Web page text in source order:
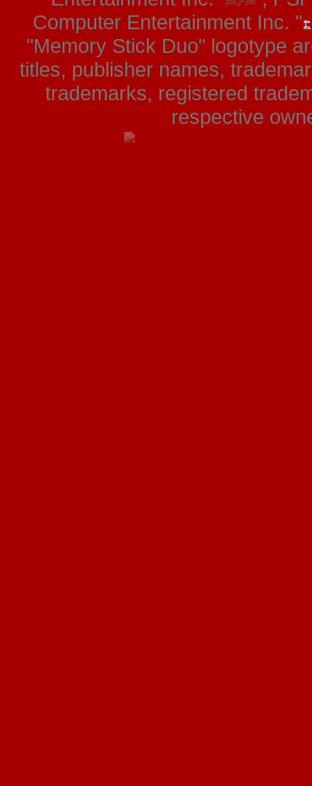
Computer Entertainment Inc. "
"Memory Stick Duo" logotype
titles, publisher names,
trademarks, registered
respective